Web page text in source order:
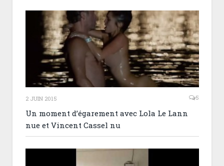
2 JUIN 2015 5
Un moment d’égarement avec Lola Le Lann
nue et Vincent Cassel nu